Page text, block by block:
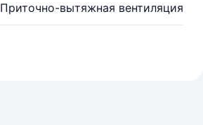
Приточно-вытяжная вентиляция